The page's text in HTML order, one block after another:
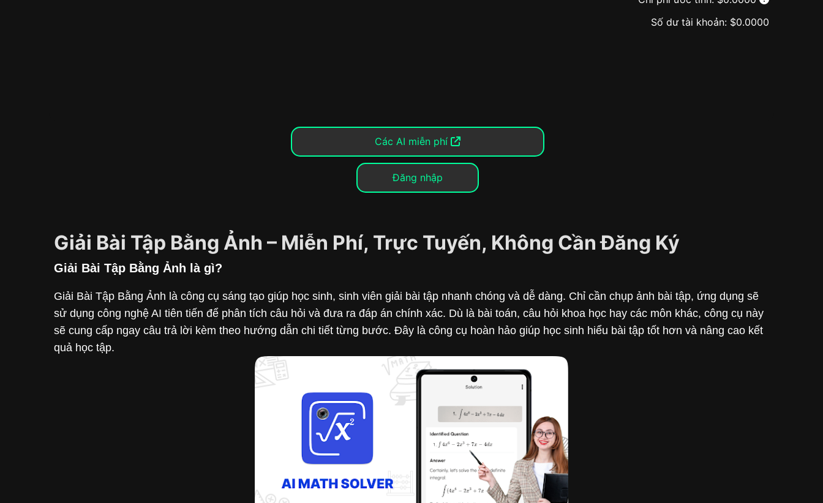
Số dư tài khoản: $0.0000
Các AI miễn phí
Đăng nhập
Giải Bài Tập Bằng Ảnh – Miễn Phí, Trực Tuyến, Không Cần Đăng Ký
Giải Bài Tập Bằng Ảnh là gì?
Giải Bài Tập Bằng Ảnh là công cụ sáng tạo giúp học sinh, sinh viên giải bài tập nhanh chóng và dễ dàng. Chỉ cần chụp ảnh bài tập, ứng dụng sẽ
sử dụng công nghệ AI tiên tiến để phân tích câu hỏi và đưa ra đáp án chính xác. Dù là bài toán, câu hỏi khoa học hay các môn khác, công cụ này
sẽ cung cấp ngay câu trả lời kèm theo hướng dẫn chi tiết từng bước. Đây là công cụ hoàn hảo giúp học sinh hiểu bài tập tốt hơn và nâng cao kết
quả học tập.